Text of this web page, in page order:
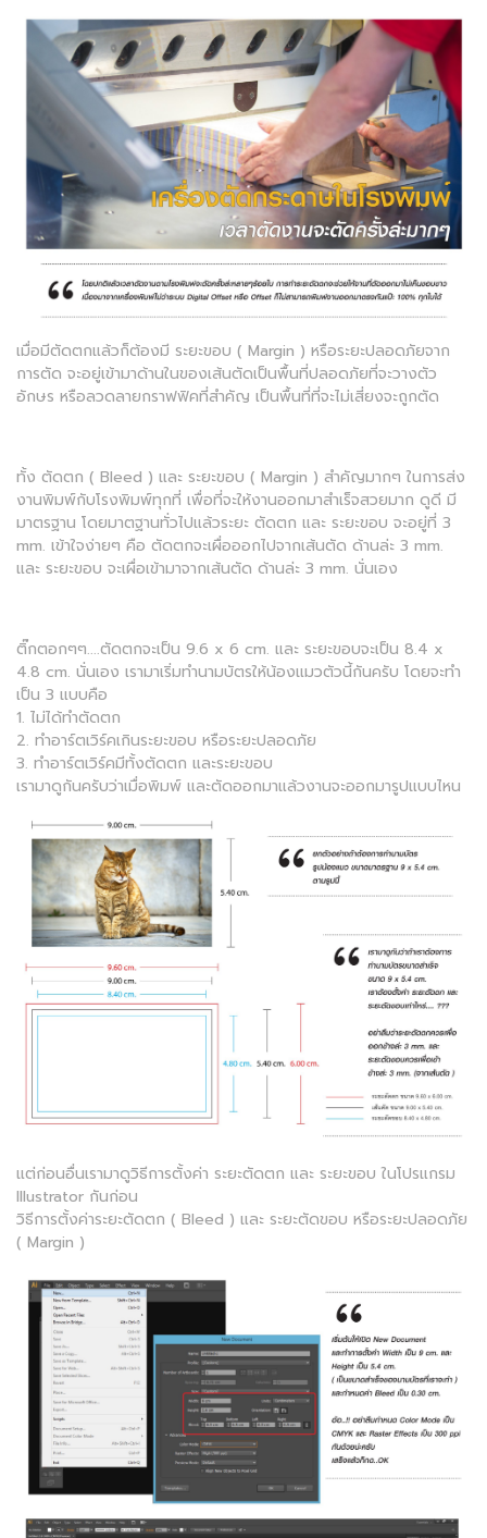
เมื่อมีตัดตกแล้วก็ต้องมี ระยะขอบ ( Margin ) หรือระยะปลอดภัยจาก
การตัด จะอยู่เข้ามาด้านในของเส้นตัดเป็นพื้นที่ปลอดภัยที่จะวางตัว
อักษร หรือลวดลายกราฟฟิคที่สำคัญ เป็นพื้นที่ที่จะไม่เสี่ยงจะถูกตัด
ทั้ง ตัดตก ( Bleed ) และ ระยะขอบ ( Margin ) สำคัญมากๆ ในการส่ง
งานพิมพ์กับโรงพิมพ์ทุกที่ เพื่อที่จะให้งานออกมาสำเร็จสวยมาก ดูดี มี
มาตรฐาน โดยมาตฐานทั่วไปแล้วระยะ ตัดตก และ ระยะขอบ จะอยู่ที่ 3
mm. เข้าใจง่ายๆ คือ ตัดตกจะเผื่อออกไปจากเส้นตัด ด้านล่ะ 3 mm.
และ ระยะขอบ จะเผื่อเข้ามาจากเส้นตัด ด้านล่ะ 3 mm. นั่นเอง
ติ๊กตอกๆๆ....ตัดตกจะเป็น 9.6 x 6 cm. และ ระยะขอบจะเป็น 8.4 x
4.8 cm. นั่นเอง เรามาเริ่มทำนามบัตรให้น้องแมวตัวนี้กันครับ โดยจะทำ
เป็น 3 แบบคือ
1. ไม่ได้ทำตัดตก
2. ทำอาร์ตเวิร์คเกินระยะขอบ หรือระยะปลอดภัย
3. ทำอาร์ตเวิร์คมีทั้งตัดตก และระยะขอบ
เรามาดูกันครับว่าเมื่อพิมพ์ และตัดออกมาแล้วงานจะออกมารูปแบบไหน
แต่ก่อนอื่นเรามาดูวิธีการตั้งค่า ระยะตัดตก และ ระยะขอบ ในโปรแกรม
Illustrator กันก่อน
วิธีการตั้งค่าระยะตัดตก ( Bleed ) และ ระยะตัดขอบ หรือระยะปลอดภัย
( Margin )